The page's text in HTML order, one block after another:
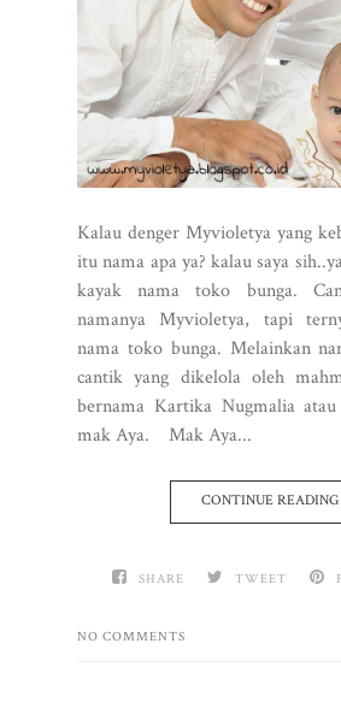
Kalau denger Myvioletya yang
itu nama apa ya? kalau saya
kayak nama toko bunga.
namanya Myvioletya, tapi
nama toko bunga. Melainkan
cantik yang dikelola oleh
bernama Kartika Nugmalia
mak Aya. Mak Aya...
CONTINUE READING
SHARE TWEET
NO COMMENTS